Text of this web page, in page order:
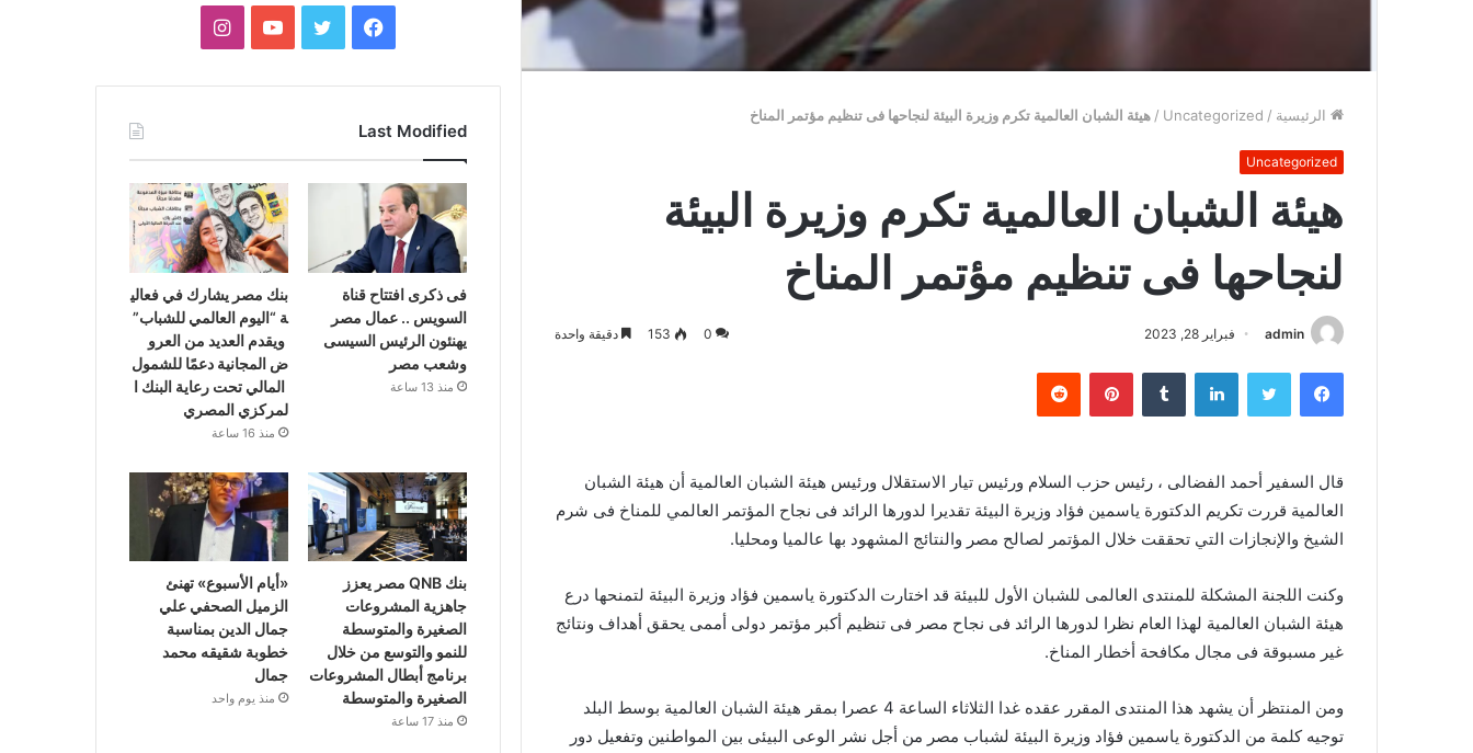
الرئيسية /
Uncategorized
/ هيئة الشبان العالمية تكرم وزيرة البيئة لنجاحها فى تنظيم مؤتمر المناخ
Uncategorized
هيئة الشبان العالمية تكرم وزيرة البيئة
لنجاحها فى تنظيم مؤتمر المناخ
admin فبراير 28, 2023 0
153 دقيقة واحدة
فيسبوك تويتر لينكدإن بينتيريست
قال السفير أحمد الفضالى ، رئيس حزب السلام ورئيس تيار الاستقلال ورئيس هيئة الشبان العالمية أن هيئة الشبان
العالمية قررت تكريم الدكتورة ياسمين فؤاد وزيرة البيئة تقديرا لدورها الرائد فى نجاح المؤتمر العالمي للمناخ فى شرم
الشيخ والإنجازات التي تحققت خلال المؤتمر لصالح مصر والنتائج المشهود بها عالميا ومحليا.
وكنت اللجنة المشكلة للمنتدى العالمى للشبان الأول للبيئة قد اختارت الدكتورة ياسمين فؤاد وزيرة البيئة لتمنحها درع
هيئة الشبان العالمية لهذا العام نظرا لدورها الرائد فى نجاح مصر فى تنظيم أكبر مؤتمر دولى أممى يحقق أهداف ونتائج
غير مسبوقة فى مجال مكافحة أخطار المناخ.
ومن المنتظر أن يشهد هذا المنتدى المقرر عقده غدا الثلاثاء الساعة 4 عصرا بمقر هيئة الشبان العالمية بوسط البلد
توجيه كلمة من الدكتورة ياسمين فؤاد وزيرة البيئة لشباب مصر من أجل نشر الوعى البيئى بين المواطنين وتفعيل دور
فيسبوكتويتر يوتيوبانستقرام
Last Modified
فى ذكرى افتتاح قناة
السويس .. عمال مصر
يهنئون الرئيس السيسى
وشعب مصر
منذ 13 ساعة
بنك مصر يشارك في فعالي
ة “اليوم العالمي للشباب”
ويقدم العديد من العرو
ض المجانية دعمًا للشمول
المالي تحت رعاية البنك ا
لمركزي المصري
منذ 16 ساعة
بنك QNB مصر يعزز
جاهزية المشروعات
الصغيرة والمتوسطة
للنمو والتوسع من خلال
برنامج أبطال المشروعات
الصغيرة والمتوسطة
منذ 17 ساعة
«أيام الأسبوع» تهنئ
الزميل الصحفي علي
جمال الدين بمناسبة
خطوبة شقيقه محمد
جمال
منذ يوم واحد